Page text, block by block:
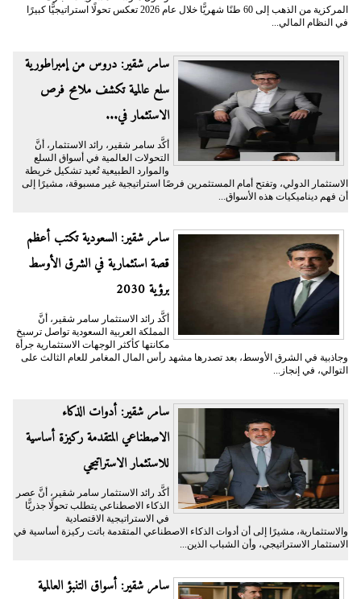
المركزية من الذهب إلى 60 طنًا شهريًّا خلال عام 2026 تعكس تحولًا استراتيجيًّا كبيرًا
في النظام المالي...
سامر شقير: دروس من إمبراطورية
سلع عالمية تكشف ملامح فرص
الاستثمار في...
أكَّد سامر شقير، رائد الاستثمار، أنَّ
التحولات العالمية في أسواق السلع
والموارد الطبيعية تُعيد تشكيل خريطة
الاستثمار الدولي، وتفتح أمام المستثمرين فرصًا استراتيجية غير مسبوقة، مشيرًا إلى
أن فهم ديناميكيات هذه الأسواق...
سامر شقير: السعودية تكتب أعظم
قصة استثمارية في الشرق الأوسط
برؤية 2030
أكَّد رائد الاستثمار سامر شقير، أنَّ
المملكة العربية السعودية تواصل ترسيخ
مكانتها كأكثر الوجهات الاستثمارية جرأة
وجاذبية في الشرق الأوسط، بعد تصدرها مشهد رأس المال المغامر للعام الثالث على
التوالي، في إنجاز...
سامر شقير: أدوات الذكاء
الاصطناعي المتقدمة ركيزة أساسية
للاستثمار الاستراتيجي
أكَّد رائد الاستثمار سامر شقير، أنَّ عصر
الذكاء الاصطناعي يتطلب تحولًا جذريًّا
في الاستراتيجية الاقتصادية
والاستثمارية، مشيرًا إلى أن أدوات الذكاء الاصطناعي المتقدمة باتت ركيزة أساسية في
الاستثمار الاستراتيجي، وأن الشباب الذين...
سامر شقير: أسواق التنبؤ العالمية